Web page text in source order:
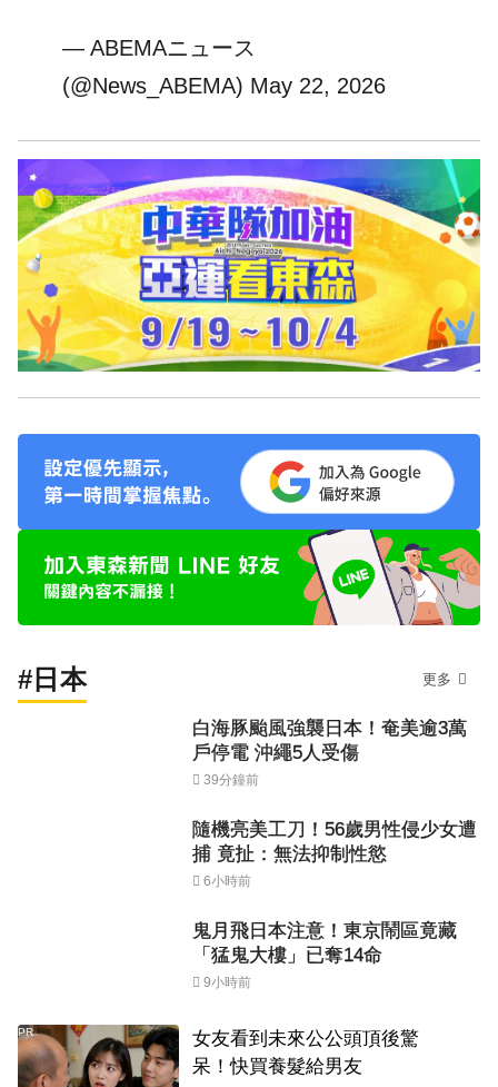
— ABEMAニュース
(@News_ABEMA) May 22, 2026
#日本 更多
白海豚颱風強襲日本！奄美逾3萬
戶停電 沖繩5人受傷
39分鐘前
隨機亮美工刀！56歲男性侵少女遭
捕 竟扯：無法抑制性慾
6小時前
鬼月飛日本注意！東京鬧區竟藏
「猛鬼大樓」已奪14命
9小時前
女友看到未來公公頭頂後驚
呆！快買養髮給男友
PR